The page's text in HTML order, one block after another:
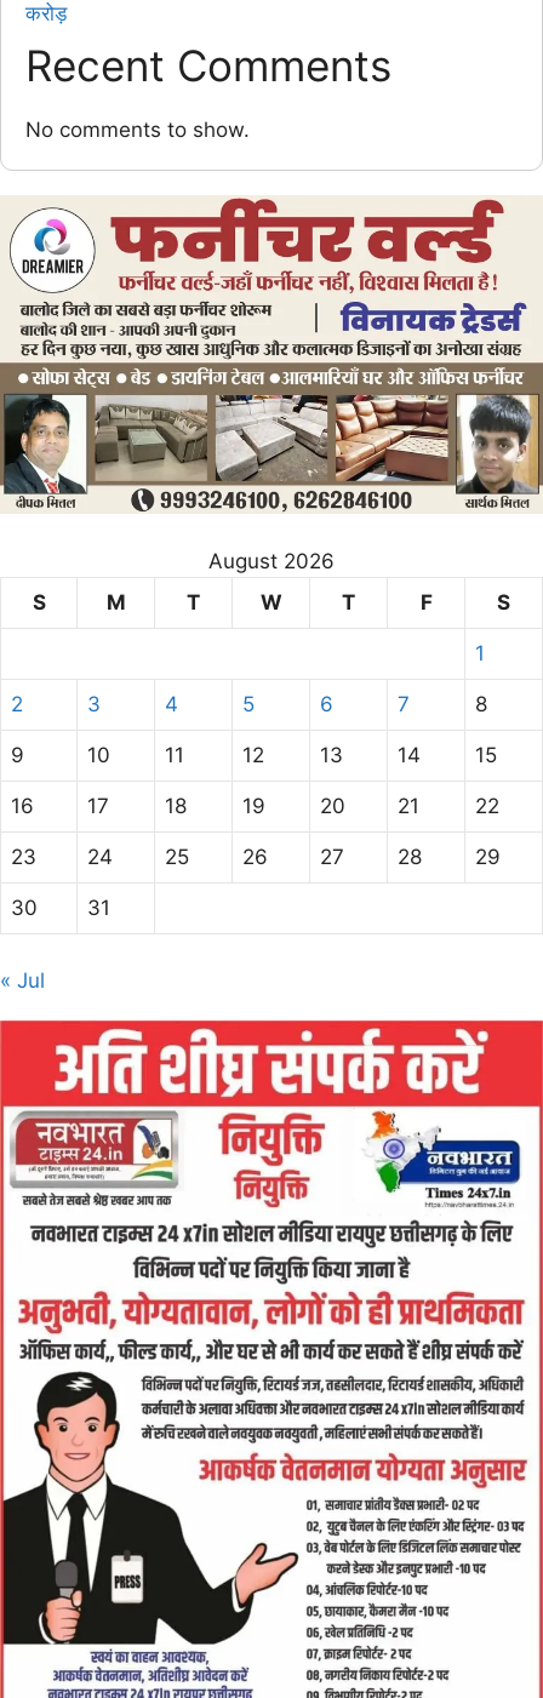
करोड़
Recent Comments
No comments to show.
August 2026
S
M T W T F S
1
2 3 4 5 6 7 8
9 10 11 12 13 14 15
16 17 18 19 20 21 22
23 24 25 26 27 28 29
30 31
« Jul